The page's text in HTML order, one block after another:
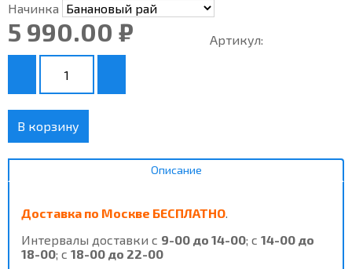
Начинка
5 990.00 ₽ Артикул:
В корзину
Описание
Доставка по Москве БЕСПЛАТНО.
Интервалы доставки с 9-00 до 14-00; с 14-00 до
18-00; с 18-00 до 22-00